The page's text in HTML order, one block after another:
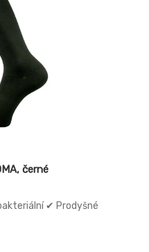
černé
✔ Prodyšné